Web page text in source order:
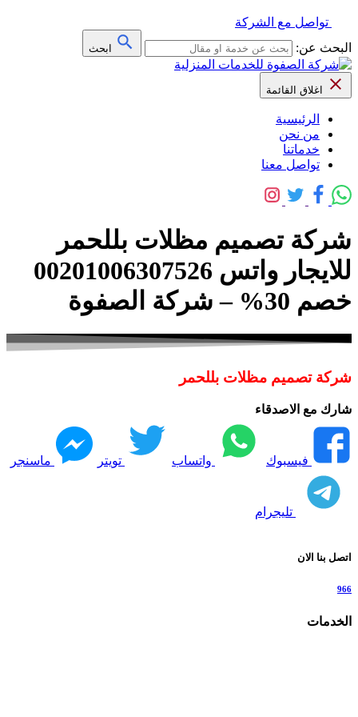
تواصل مع الشركة
البحث عن:
ابحث
اغلاق القائمة
الرئيسية
من نحن
خدماتنا
تواصل معنا
شركة تصميم مظلات بللحمر
للايجار واتس 00201006307526
خصم 30% – شركة الصفوة
شركة تصميم مظلات بللحمر
شارك مع الاصدقاء
فيسبوك واتساب تويتر ماسنجر
تليجرام
اتصل بنا الان
966
الخدمات